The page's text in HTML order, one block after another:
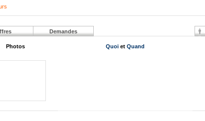
Demandes
Photos Quoi et Quand